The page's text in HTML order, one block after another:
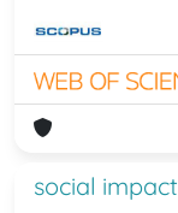
social impact